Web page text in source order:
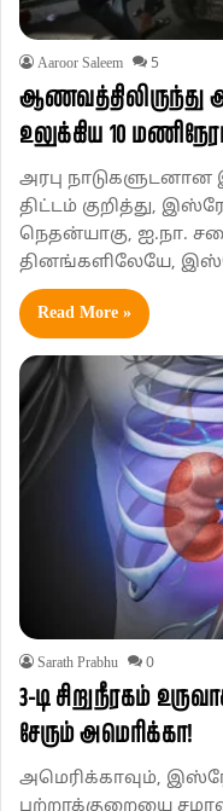
Aaroor Saleem 5
உலுக்கிய 10
அரபு
திட்டம் குறித்து,
நெதன்யாகு, ஐ.நா.
தினங்களிலேயே,
Read More »
Sarath Prabhu 0
3-டி சிறுநீரகம்
சேரும் அமெரிக்கா!
அமெரிக்காவும்,
பற்றாக்குறையை